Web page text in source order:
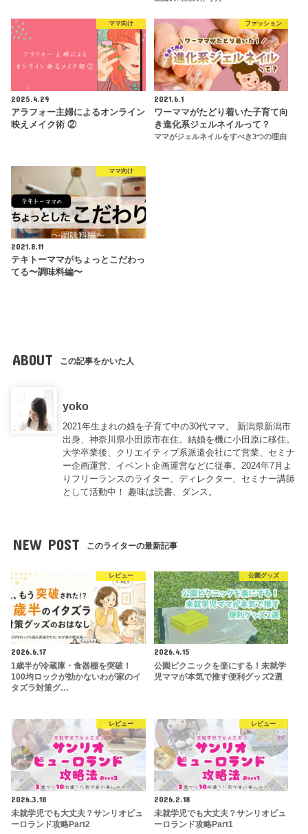
ママ向け
2025.4.29
アラフォー主婦によるオンライン
映えメイク術 ②
ファッション
2021.6.1
ワーママがたどり着いた子育て向
き進化系ジェルネイルって？
ママがジェルネイルをすべき3つの理由
ママ向け
2021.8.11
テキトーママがちょっとこだわっ
てる〜調味料編〜
ABOUT この記事をかいた人
yoko
2021年生まれの娘を子育て中の30代ママ。 新潟県新潟市
出身、神奈川県小田原市在住。結婚を機に小田原に移住。
大学卒業後、クリエイティブ系派遣会社にて営業、セミナ
ー企画運営、イベント企画運営などに従事。2024年7月よ
りフリーランスのライター、ディレクター、セミナー講師
として活動中！ 趣味は読書、ダンス。
NEW POST このライターの最新記事
レビュー
2026.6.17
1歳半が冷蔵庫・食器棚を突破！
100均ロックが効かないわが家のイ
タズラ対策グ…
公園グッズ
2026.4.15
公園ピクニックを楽にする！未就学
児ママが本気で推す便利グッズ2選
レビュー
2026.3.18
未就学児でも大丈夫？サンリオピュ
ーロランド攻略Part2
レビュー
2026.2.18
未就学児でも大丈夫？サンリオピュ
ーロランド攻略Part1